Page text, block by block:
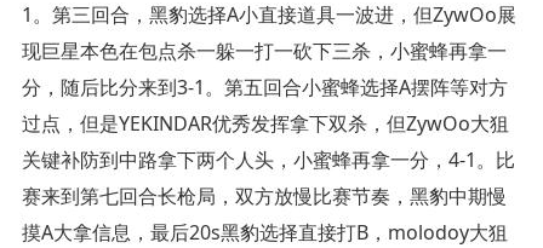
1。第三回合，黑豹选择A小直接道具一波进，但ZywOo展
现巨星本色在包点杀一躲一打一砍下三杀，小蜜蜂再拿一
分，随后比分来到3-1。第五回合小蜜蜂选择A摆阵等对方
过点，但是YEKINDAR优秀发挥拿下双杀，但ZywOo大狙
关键补防到中路拿下两个人头，小蜜蜂再拿一分，4-1。比
赛来到第七回合长枪局，双方放慢比赛节奏，黑豹中期慢
摸A大拿信息，最后20s黑豹选择直接打B，molodoy大狙